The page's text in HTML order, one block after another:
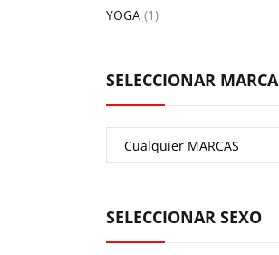
YOGA (1)
SELECCIONAR MARCA
SELECCIONAR SEXO